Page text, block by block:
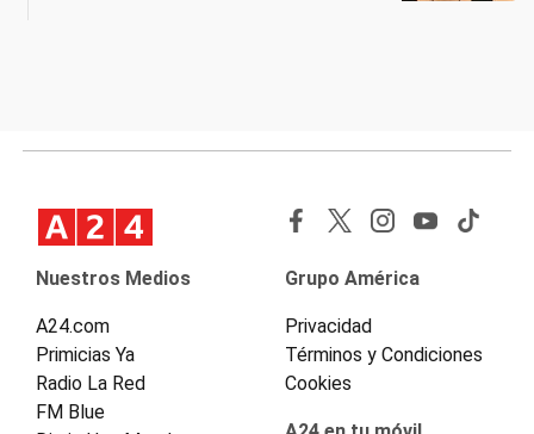
Nuestros Medios
A24.com
Primicias Ya
Radio La Red
FM Blue
Grupo América
Privacidad
Términos y Condiciones
Cookies